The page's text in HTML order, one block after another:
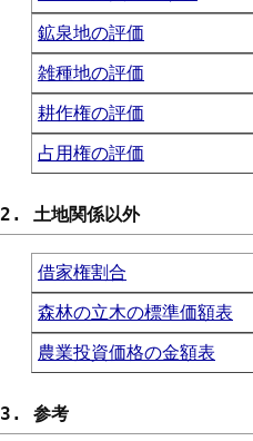
鉱泉地の評価
雑種地の評価
耕作権の評価
占用権の評価
2. 土地関係以外
借家権割合
森林の立木の標準価額表
農業投資価格の金額表
3. 参考